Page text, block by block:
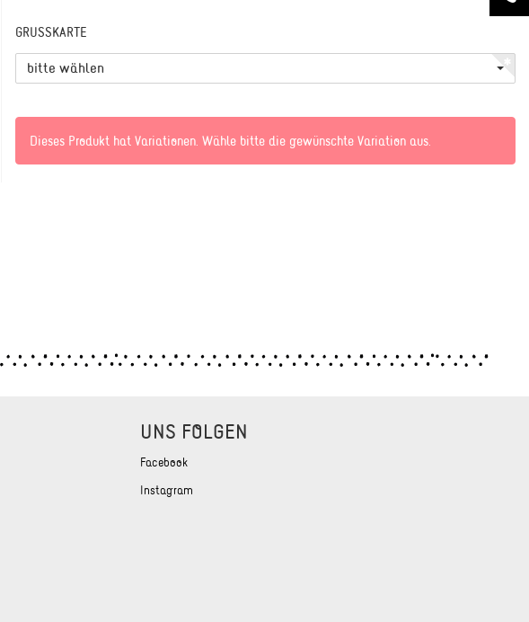
GRUSSKARTE
bitte wählen
Dieses Produkt hat Variationen. Wähle bitte die gewünschte Variation aus.
UNS FOLGEN
Facebook
Instagram